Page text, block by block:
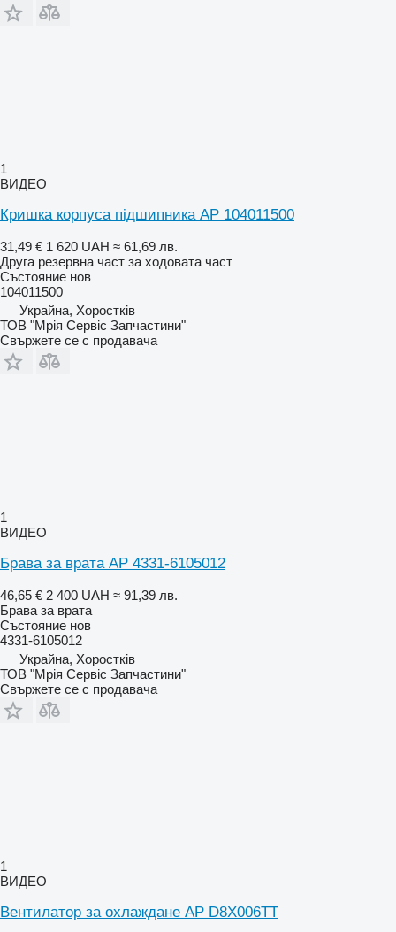
1
ВИДЕО
Кришка корпуса підшипника AP 104011500
31,49 € 1 620 UAH ≈ 61,69 лв.
Друга резервна част за ходовата част
Състояние нов
104011500
Украйна, Хоростків
ТОВ "Мрія Сервіс Запчастини"
Свържете се с продавача
1
ВИДЕО
Брава за врата AP 4331-6105012
46,65 € 2 400 UAH ≈ 91,39 лв.
Брава за врата
Състояние нов
4331-6105012
Украйна, Хоростків
ТОВ "Мрія Сервіс Запчастини"
Свържете се с продавача
1
ВИДЕО
Вентилатор за охлаждане AP D8X006TT